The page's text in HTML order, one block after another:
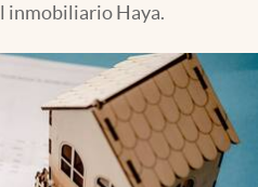
inmobiliario Haya.